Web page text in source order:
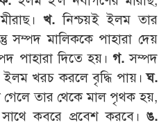
খ.নিশ্চয়ই ইলম তার
সম্পদ মালিককে পাহারা দেয়
পাহারা দিতে হয়। গ.সম্পদ
খরচ করলে বৃদ্ধি পায়।ঘ.
গেলে তার থেকে মাল পৃথক হয়,
কবরে প্রবেশ করবে। ঙ.